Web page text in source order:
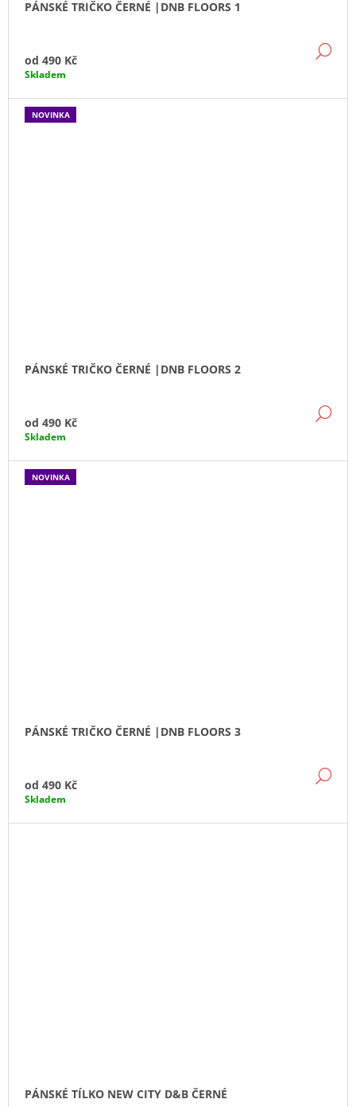
PÁNSKÉ TRIČKO ČERNÉ |DNB FLOORS 1
od 490 Kč
Skladem
NOVINKA
PÁNSKÉ TRIČKO ČERNÉ |DNB FLOORS 2
od 490 Kč
Skladem
NOVINKA
PÁNSKÉ TRIČKO ČERNÉ |DNB FLOORS 3
od 490 Kč
Skladem
PÁNSKÉ TÍLKO NEW CITY D&B ČERNÉ